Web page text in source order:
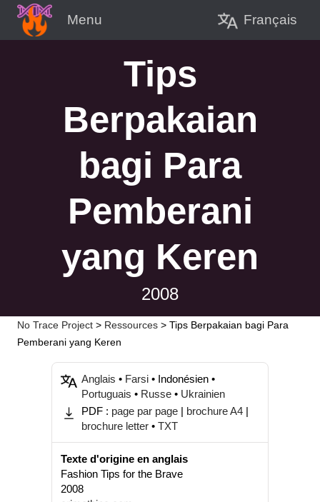
Menu Français
Tips
Berpakaian
bagi Para
Pemberani
yang Keren
2008
No Trace Project > Ressources > Tips Berpakaian bagi Para
Pemberani yang Keren
Anglais • Farsi• Indonésien •
Portuguais • Russe• Ukrainien
PDF : page par page| brochure A4|
brochure letter• TXT
Texte d'origine en anglais
Fashion Tips for the Brave
2008